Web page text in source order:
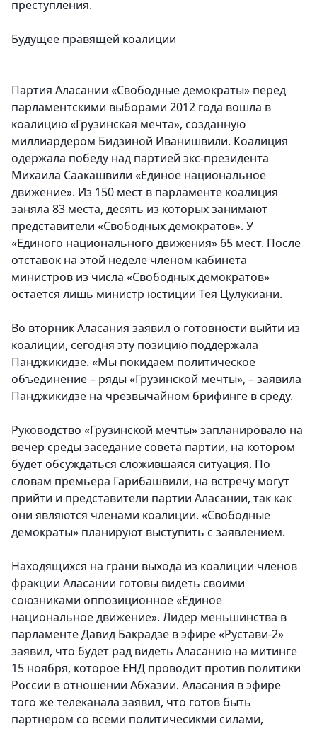
преступления.
Будущее правящей коалиции
Партия Аласании «Свободные демократы» перед
парламентскими выборами 2012 года вошла в
коалицию «Грузинская мечта», созданную
миллиардером Бидзиной Иванишвили. Коалиция
одержала победу над партией экс-президента
Михаила Саакашвили «Единое национальное
движение». Из 150 мест в парламенте коалиция
заняла 83 места, десять из которых занимают
представители «Свободных демократов». У
«Единого национального движения» 65 мест. После
отставок на этой неделе членом кабинета
министров из числа «Свободных демократов»
остается лишь министр юстиции Тея Цулукиани.
Во вторник Аласания заявил о готовности выйти из
коалиции, сегодня эту позицию поддержала
Панджикидзе. «Мы покидаем политическое
объединение – ряды «Грузинской мечты», – заявила
Панджикидзе на чрезвычайном брифинге в среду.
Руководство «Грузинской мечты» запланировало на
вечер среды заседание совета партии, на котором
будет обсуждаться сложившаяся ситуация. По
словам премьера Гарибашвили, на встречу могут
прийти и представители партии Аласании, так как
они являются членами коалиции. «Свободные
демократы» планируют выступить с заявлением.
Находящихся на грани выхода из коалиции членов
фракции Аласании готовы видеть своими
союзниками оппозиционное «Единое
национальное движение». Лидер меньшинства в
парламенте Давид Бакрадзе в эфире «Рустави-2»
заявил, что будет рад видеть Аласанию на митинге
15 ноября, которое ЕНД проводит против политики
России в отношении Абхазии. Аласания в эфире
того же телеканала заявил, что готов быть
партнером со всеми политичесикми силами,